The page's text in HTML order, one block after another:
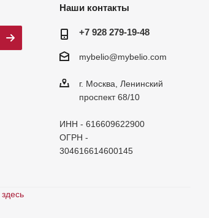
Наши контакты
+7 928 279-19-48
mybelio@mybelio.com
г. Москва, Ленинский
проспект 68/10
ИНН - 616609622900
ОГРН -
304616614600145
здесь